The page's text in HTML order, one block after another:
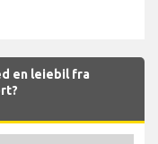
en leiebil fra